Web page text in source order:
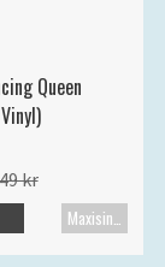
Queen
kr
Maxisingel